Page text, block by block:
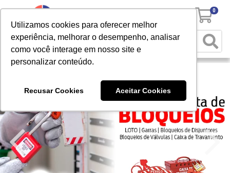
Utilizamos cookies para oferecer melhor
experiência, melhorar o desempenho, analisar
como você interage em nosso site e
personalizar conteúdo.
Recusar Cookies Aceitar Cookies
0